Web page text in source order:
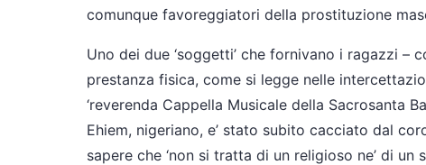
comunque favoreggiatori della prostituzione
Uno dei due ‘soggetti’ che fornivano i ragazzi
prestanza fisica, come si legge nelle
‘reverenda Cappella Musicale della Sacrosanta
Ehiem, nigeriano, e’ stato subito cacciato dal
sapere che ‘non si tratta di un religioso ne’ di un